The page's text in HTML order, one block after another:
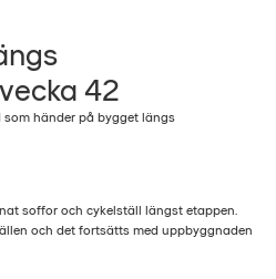
42
händer på bygget längs
soffor och cykelställ längst etappen.
och det fortsätts med uppbyggnaden